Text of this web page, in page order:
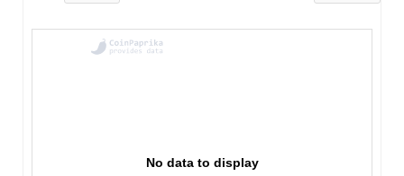
No data to display